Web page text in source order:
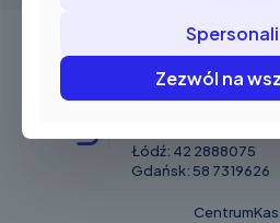
Chcesz o coś
Łódź: 42 2888075
Gdańsk: 58 7319626
Zezwól na